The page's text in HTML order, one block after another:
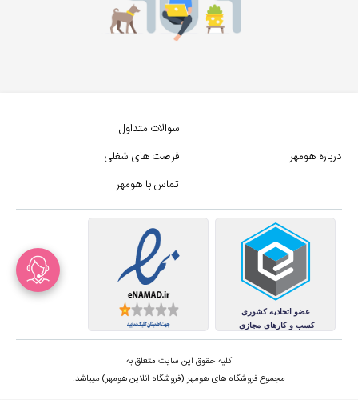
درباره هومهر
سوالات متداول
فرصت های شغلی
تماس با هومهر
کلیه حقوق این سایت متعلق به
مجموع فروشگاه های هومهر (فروشگاه آنلاین هومهر) میباشد.